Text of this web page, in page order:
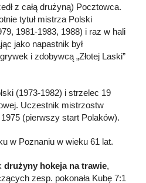
z całą drużyną) Pocztowca.
tytuł mistrza Polski
1981-1983, 1988) i raz w hali
jako napastnik był
i zdobywcą „Złotej Laski”
(1973-1982) i strzelec 19
Uczestnik mistrzostw
(pierwszy start Polaków).
w Poznaniu w wieku 61 lat.
drużyny hokeja na trawie,
zesp. pokonała Kubę 7:1